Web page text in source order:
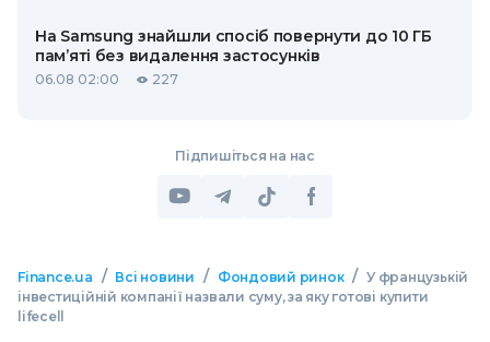
На Samsung знайшли спосіб повернути до 10 ГБ
пам’яті без видалення застосунків
06.08 02:00 227
Підпишіться на нас
Finance.ua / Всі новини / Фондовий ринок / У французькій
інвестиційній компанії назвали суму, за яку готові купити
lifecell